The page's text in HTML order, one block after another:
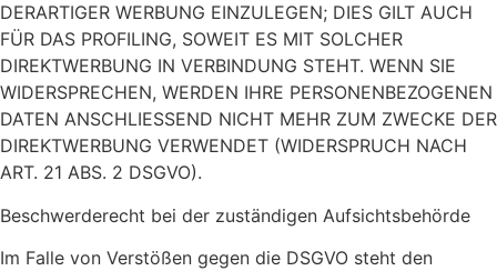
DERARTIGER WERBUNG EINZULEGEN; DIES GILT AUCH
FÜR DAS PROFILING, SOWEIT ES MIT SOLCHER
DIREKTWERBUNG IN VERBINDUNG STEHT. WENN SIE
WIDERSPRECHEN, WERDEN IHRE PERSONENBEZOGENEN
DATEN ANSCHLIESSEND NICHT MEHR ZUM ZWECKE DER
DIREKTWERBUNG VERWENDET (WIDERSPRUCH NACH
ART. 21 ABS. 2 DSGVO).
Beschwerde­recht bei der zuständigen Aufsichts­behörde
Im Falle von Verstößen gegen die DSGVO steht den